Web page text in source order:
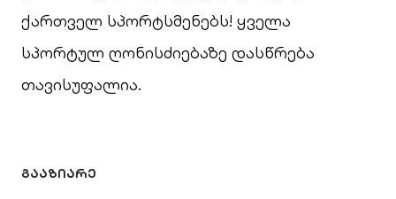
ქართველ სპორტსმენებს! ყველა
სპორტულ ღონისძიებაზე დასწრება
თავისუფალია.
ᲒᲐᲐᲖᲘᲐᲠᲔ